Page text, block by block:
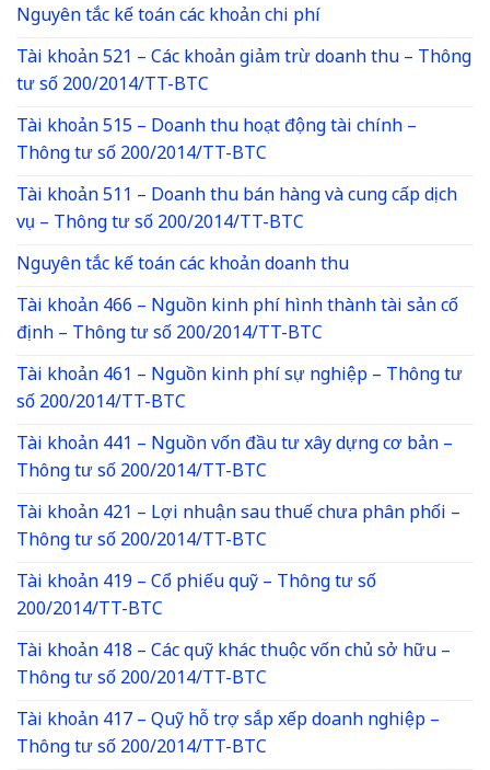
Nguyên tắc kế toán các khoản chi phí
Tài khoản 521 – Các khoản giảm trừ doanh thu – Thông
tư số 200/2014/TT-BTC
Tài khoản 515 – Doanh thu hoạt động tài chính –
Thông tư số 200/2014/TT-BTC
Tài khoản 511 – Doanh thu bán hàng và cung cấp dịch
vụ – Thông tư số 200/2014/TT-BTC
Nguyên tắc kế toán các khoản doanh thu
Tài khoản 466 – Nguồn kinh phí hình thành tài sản cố
định – Thông tư số 200/2014/TT-BTC
Tài khoản 461 – Nguồn kinh phí sự nghiệp – Thông tư
số 200/2014/TT-BTC
Tài khoản 441 – Nguồn vốn đầu tư xây dựng cơ bản –
Thông tư số 200/2014/TT-BTC
Tài khoản 421 – Lợi nhuận sau thuế chưa phân phối –
Thông tư số 200/2014/TT-BTC
Tài khoản 419 – Cổ phiếu quỹ – Thông tư số
200/2014/TT-BTC
Tài khoản 418 – Các quỹ khác thuộc vốn chủ sở hữu –
Thông tư số 200/2014/TT-BTC
Tài khoản 417 – Quỹ hỗ trợ sắp xếp doanh nghiệp –
Thông tư số 200/2014/TT-BTC